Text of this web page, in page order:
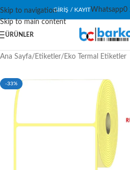
Skip to navigation
Skip to main content
GIRIŞ / KAYITWhatsapp0
ÜRÜNLER
Ana Sayfa/ Etiketler/ Eko Termal Etiketler
-33%